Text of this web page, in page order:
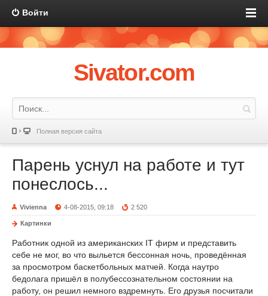
Войти
Sivator.com
Полная версия сайта
Парень уснул на работе и тут
понеслось...
Vivienna 4-08-2015, 09:18 2 520
Картинки
Работник одной из американских IT фирм и представить
себе не мог, во что выльется бессонная ночь, проведённая
за просмотром баскетбольных матчей. Когда наутро
бедолага пришёл в полубессознательном состоянии на
работу, он решил немного вздремнуть. Его друзья посчитали